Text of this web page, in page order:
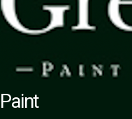
Paint